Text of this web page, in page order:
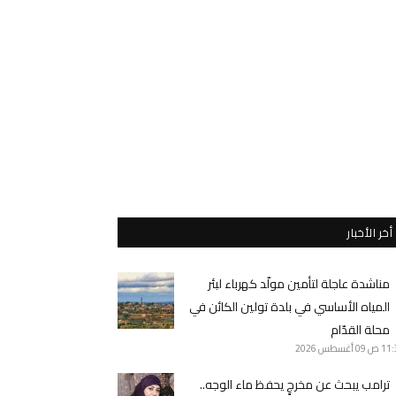
أخر الأخبار
مناشدة عاجلة لتأمين مولّد كهرباء لبئر
المياه الأساسي في بلدة تولين الكائن في
محلة القدّام
ص 09 أغسطس 2026
ترامب يبحث عن مخرجٍ يحفظ ماء الوجه..